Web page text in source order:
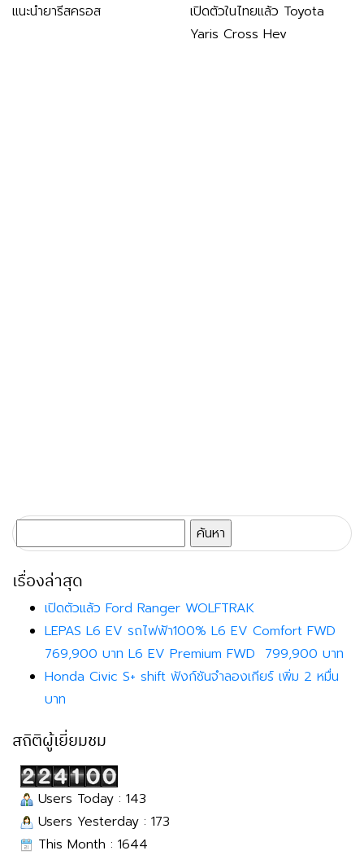
แนะนำยารีสครอส
เปิดตัวในไทยแล้ว Toyota
Yaris Cross Hev
สำหรับ:
เรื่องล่าสุด
เปิดตัวแล้ว Ford Ranger WOLFTRAK
LEPAS L6 EV รถไฟฟ้า100% L6 EV Comfort FWD
769,900 บาท L6 EV Premium FWD 799,900 บาท
Honda Civic S+ shift ฟังก์ชันจำลองเกียร์ เพิ่ม 2 หมื่น
บาท
สถิติผู้เยี่ยมชม
Users Today : 143
Users Yesterday : 173
This Month : 1644